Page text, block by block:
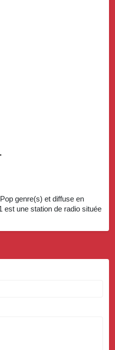
genre(s) et diffuse en
est une station de radio située